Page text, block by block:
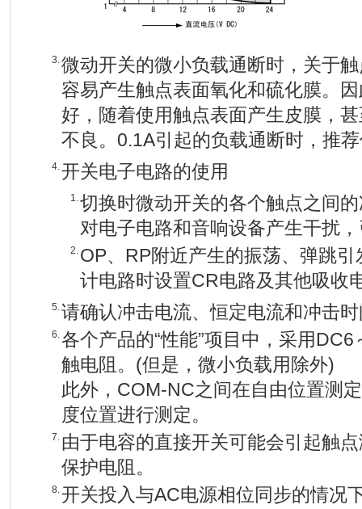
3.微动开关的微小负载通断时，关于
容易产生触点表面氧化和硫化膜。
好，随着使用触点表面产生皮膜，
不良。0.1A引起的负载通断时，推
4.开关电子电路的使用
1.切换时微动开关的各个触点之间
对电子电路和音响设备产生干扰
2. OP、RP附近产生的振荡、弹跳
计电路时设置CR电路及其他吸收
5.请确认冲击电流、恒定电流和冲击
6.各个产品的“性能”项目中，采用
触电阻。(但是，微小负载用除外)
此外，COM-NC之间在自由位置测
度位置进行测定。
7. 由于电容的直接开关可能会引起触
保护电阻。
8.开关投入与AC电源相位同步的情况